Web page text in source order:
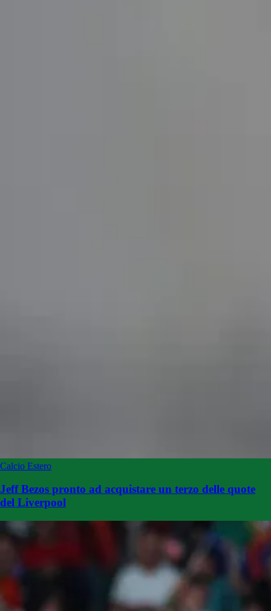
Calcio Estero
Jeff Bezos pronto ad acquistare un terzo delle quote
del Liverpool